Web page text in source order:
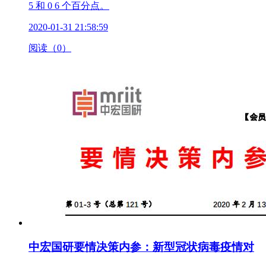
5 和 0 6 个百分点。
2020-01-31 21:58:59
阅读（0）
中宏国研要情决策内参：新型冠状病毒疫情对